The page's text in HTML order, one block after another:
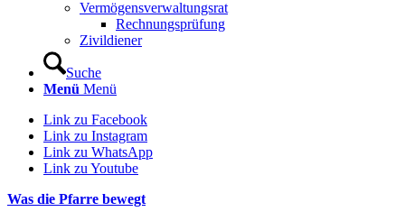
Vermögensverwaltungsrat
Rechnungsprüfung
Zivildiener
Suche
Menü Menü
Link zu Facebook
Link zu Instagram
Link zu WhatsApp
Link zu Youtube
Was die Pfarre bewegt